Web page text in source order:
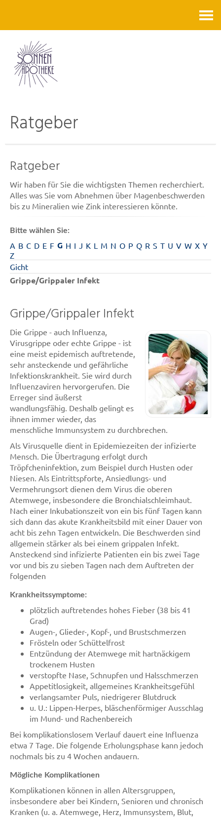
Ratgeber
Ratgeber
Wir haben für Sie die wichtigsten Themen recherchiert.
Alles was Sie vom Abnehmen über Magenbeschwerden
bis zu Mineralien wie Zink interessieren könnte.
Bitte wählen Sie:
A B C D E F G H I J K L M N O P Q R S T U V W X Y
Z
Gicht
Grippe/Grippaler Infekt
Grippe/Grippaler Infekt
Die Grippe - auch Influenza,
Virusgrippe oder echte Grippe - ist
eine meist epidemisch auftretende,
sehr ansteckende und gefährliche
Infektionskrankheit. Sie wird durch
Influenzaviren hervorgerufen. Die
Erreger sind äußerst
wandlungsfähig. Deshalb gelingt es
ihnen immer wieder, das
menschliche Immunsystem zu durchbrechen.
Als Virusquelle dient in Epidemiezeiten der infizierte
Mensch. Die Übertragung erfolgt durch
Tröpfcheninfektion, zum Beispiel durch Husten oder
Niesen. Als Eintrittspforte, Ansiedlungs- und
Vermehrungsort dienen dem Virus die oberen
Atemwege, insbesondere die Bronchialschleimhaut.
Nach einer Inkubationszeit von ein bis fünf Tagen kann
sich dann das akute Krankheitsbild mit einer Dauer von
acht bis zehn Tagen entwickeln. Die Beschwerden sind
allgemein stärker als bei einem grippalen Infekt.
Ansteckend sind infizierte Patienten ein bis zwei Tage
vor und bis zu sieben Tagen nach dem Auftreten der
folgenden
Krankheitssymptome:
plötzlich auftretendes hohes Fieber (38 bis 41
Grad)
Augen-, Glieder-, Kopf-, und Brustschmerzen
Frösteln oder Schüttelfrost
Entzündung der Atemwege mit hartnäckigem
trockenem Husten
verstopfte Nase, Schnupfen und Halsschmerzen
Appetitlosigkeit, allgemeines Krankheitsgefühl
verlangsamter Puls, niedrigerer Blutdruck
u. U.: Lippen-Herpes, bläschenförmiger Ausschlag
im Mund- und Rachenbereich
Bei komplikationslosem Verlauf dauert eine Influenza
etwa 7 Tage. Die folgende Erholungsphase kann jedoch
nochmals bis zu 4 Wochen andauern.
Mögliche Komplikationen
Komplikationen können in allen Altersgruppen,
insbesondere aber bei Kindern, Senioren und chronisch
Kranken (u. a. Atemwege, Herz, Immunsystem, Blut,